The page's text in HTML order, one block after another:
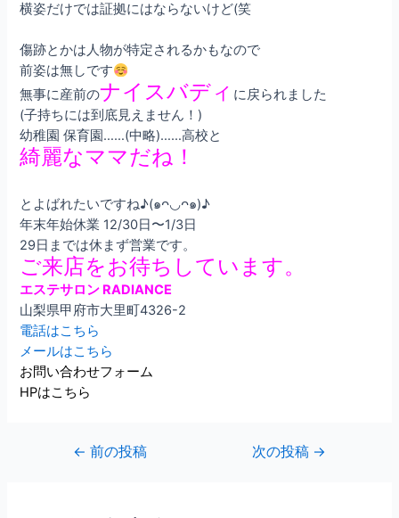
横姿だけでは証拠にはならないけど(笑
傷跡とかは人物が特定されるかもなので
前姿は無しです
無事に産前のナイスバディ に戻られました
(子持ちには到底見えません！)
幼稚園 保育園……(中略)……高校と
綺麗なママだね！
とよばれたいですね♪(๑ᴖ◡ᴖ๑)♪
年末年始休業 12/30日〜1/3日
29日までは休まず営業です。
ご来店をお待ちしています。
エステサロン RADIANCE
山梨県甲府市大里町4326-2
電話はこちら
メールはこちら
お問い合わせフォーム
HPはこちら
← 前の投稿 次の投稿 →